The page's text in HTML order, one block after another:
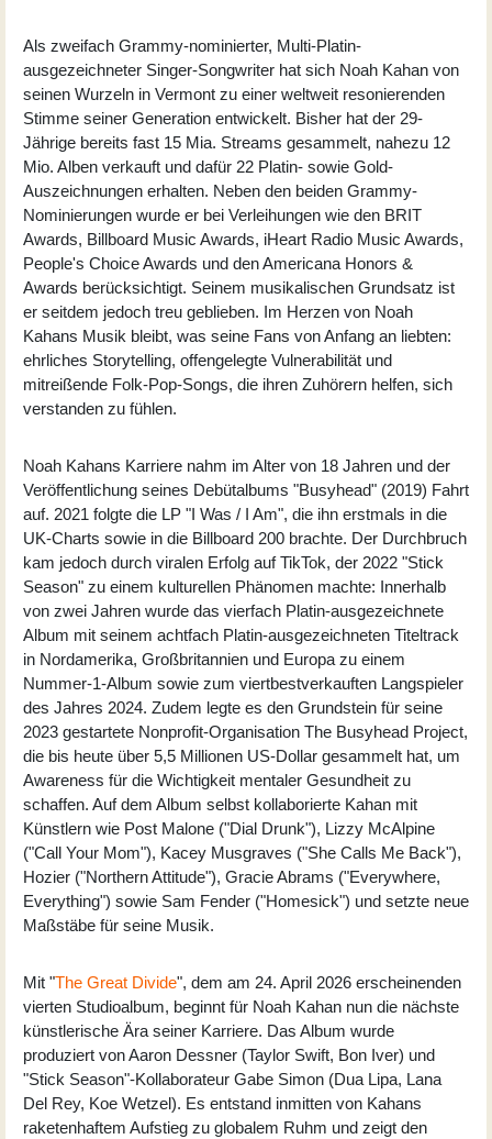
Als zweifach Grammy-nominierter, Multi-Platin-
ausgezeichneter Singer-Songwriter hat sich Noah Kahan von
seinen Wurzeln in Vermont zu einer weltweit resonierenden
Stimme seiner Generation entwickelt. Bisher hat der 29-
Jährige bereits fast 15 Mia. Streams gesammelt, nahezu 12
Mio. Alben verkauft und dafür 22 Platin- sowie Gold-
Auszeichnungen erhalten. Neben den beiden Grammy-
Nominierungen wurde er bei Verleihungen wie den BRIT
Awards, Billboard Music Awards, iHeart Radio Music Awards,
People's Choice Awards und den Americana Honors &
Awards berücksichtigt. Seinem musikalischen Grundsatz ist
er seitdem jedoch treu geblieben. Im Herzen von Noah
Kahans Musik bleibt, was seine Fans von Anfang an liebten:
ehrliches Storytelling, offengelegte Vulnerabilität und
mitreißende Folk-Pop-Songs, die ihren Zuhörern helfen, sich
verstanden zu fühlen.
Noah Kahans Karriere nahm im Alter von 18 Jahren und der
Veröffentlichung seines Debütalbums "Busyhead" (2019) Fahrt
auf. 2021 folgte die LP "I Was / I Am", die ihn erstmals in die
UK-Charts sowie in die Billboard 200 brachte. Der Durchbruch
kam jedoch durch viralen Erfolg auf TikTok, der 2022 "Stick
Season" zu einem kulturellen Phänomen machte: Innerhalb
von zwei Jahren wurde das vierfach Platin-ausgezeichnete
Album mit seinem achtfach Platin-ausgezeichneten Titeltrack
in Nordamerika, Großbritannien und Europa zu einem
Nummer-1-Album sowie zum viertbestverkauften Langspieler
des Jahres 2024. Zudem legte es den Grundstein für seine
2023 gestartete Nonprofit-Organisation The Busyhead Project,
die bis heute über 5,5 Millionen US-Dollar gesammelt hat, um
Awareness für die Wichtigkeit mentaler Gesundheit zu
schaffen. Auf dem Album selbst kollaborierte Kahan mit
Künstlern wie Post Malone ("Dial Drunk"), Lizzy McAlpine
("Call Your Mom"), Kacey Musgraves ("She Calls Me Back"),
Hozier ("Northern Attitude"), Gracie Abrams ("Everywhere,
Everything") sowie Sam Fender ("Homesick") und setzte neue
Maßstäbe für seine Musik.
Mit "The Great Divide", dem am 24. April 2026 erscheinenden
vierten Studioalbum, beginnt für Noah Kahan nun die nächste
künstlerische Ära seiner Karriere. Das Album wurde
produziert von Aaron Dessner (Taylor Swift, Bon Iver) und
"Stick Season"-Kollaborateur Gabe Simon (Dua Lipa, Lana
Del Rey, Koe Wetzel). Es entstand inmitten von Kahans
raketenhaftem Aufstieg zu globalem Ruhm und zeigt den